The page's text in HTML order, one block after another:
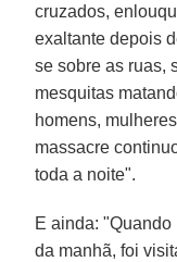
cruzados,
exaltante depois
se sobre as ruas,
mesquitas
homens,
massacre
toda a noite".
E ainda: "Quando
da manhã, foi